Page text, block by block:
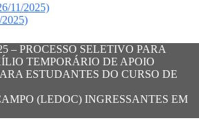
11/2025)
– PROCESSO SELETIVO PARA
TEMPORÁRIO DE APOIO
ESTUDANTES DO CURSO DE
(LEDOC) INGRESSANTES EM